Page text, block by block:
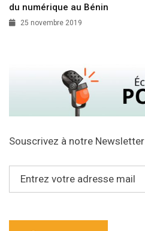
du numérique au Bénin
25 novembre 2019
Souscrivez à notre Newsletter